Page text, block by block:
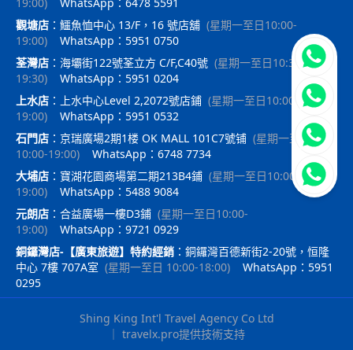
觀塘店 ： 鱷魚恤中心 13/F，16 號店舖 (星期一至日10:00-
19:00)
WhatsApp：5951 0750
荃灣店 ： 海壩街122號荃立方 C/F,C40號 (星期一至日10:30-
19:30)
WhatsApp：5951 0204
上水店 ： 上水中心Level 2,2072號店鋪 (星期一至日10:00-
19:00)
WhatsApp：5951 0532
石門店 ： 京瑞廣場2期1楼 OK MALL 101C7號铺 (星期一至日
10:00-19:00)
WhatsApp：6748 7734
大埔店 ： 寶湖花園商場第二期213B4鋪 (星期一至日10:00-
19:00)
WhatsApp：5488 9084
元朗店 ： 合益廣場一樓D3鋪 (星期一至日10:00-
19:00)
WhatsApp：9721 0929
銅鑼灣店-【廣東旅遊】特約經銷 ： 銅鑼灣百德新街2-20號，恒隆
中心 7樓 707A室 (星期一至日 10:00-18:00)
WhatsApp：5951
0295
Shing King Int'l Travel Agency Co Ltd
travelx.pro提供技術支持
立即